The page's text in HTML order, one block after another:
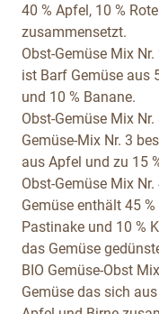
40 % Apfel, 10 %
zusammensetzt.
Obst-Gemüse Mix Nr.
ist Barf Gemüse aus
und 10 % Banane.
Obst-Gemüse Mix Nr.
Gemüse-Mix Nr. 3
aus Apfel und zu 15
Obst-Gemüse Mix Nr.
Gemüse enthält 45
Pastinake und 10 %
das Gemüse
BIO Gemüse-Obst
Gemüse das sich